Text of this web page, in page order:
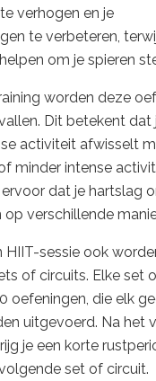
verhogen en je
te verbeteren,
om je spieren
worden deze
Dit betekent dat
activiteit afwisselt
minder intense
dat je hartslag
op verschillende
HIIT-sessie ook
of circuits. Elke set
oefeningen, die elk
uitgevoerd. Na het
je een korte
set of circuit.